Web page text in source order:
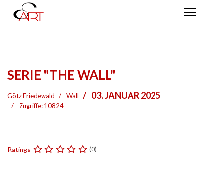
SERIE "THE WALL"
Götz Friedewald Wall 03. JANUAR 2025
Zugriffe: 10824
Ratings (0)